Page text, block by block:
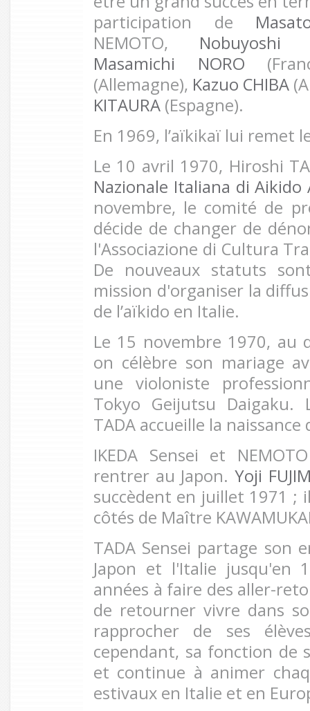
participation de
NEMOTO, Nobuyoshi
Masamichi NORO
(Allemagne), Kazuo CHIBA
KITAURA (Espagne).
En 1969, l’aïkikaï lui remet
Le 10 avril 1970, Hiroshi
Nazionale Italiana di
novembre, le comité de
décide de changer de
l'Associazione di Cultura
De nouveaux statuts
mission d'organiser la
de l’aïkido en Italie.
Le 15 novembre 1970, au
on célèbre son mariage
une violoniste
Tokyo Geijutsu Daigaku.
TADA accueille la
IKEDA Sensei et
rentrer au Japon.Yoji
succèdent en juillet 1971 ;
côtés de Maître
TADA Sensei partage son
Japon et l'Italie jusqu'en
années à faire des aller-
de retourner vivre dans
rapprocher de ses
cependant, sa fonction de
et continue à animer
estivaux en Italie et en